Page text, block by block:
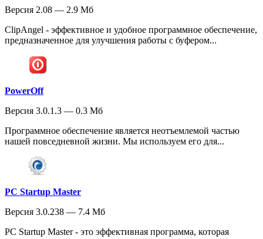
Версия 2.08 — 2.9 Мб
ClipAngel - эффективное и удобное программное обеспечение,
предназначенное для улучшения работы с буфером...
PowerOff
Версия 3.0.1.3 — 0.3 Мб
Программное обеспечение является неотъемлемой частью
нашей повседневной жизни. Мы используем его для...
PC Startup Master
Версия 3.0.238 — 7.4 Мб
PC Startup Master - это эффективная программа, которая